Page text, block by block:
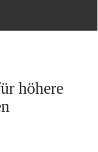
höhere